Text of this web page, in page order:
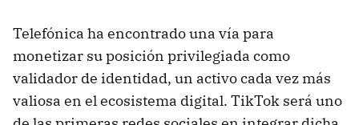
Telefónica ha encontrado una vía para
monetizar su posición privilegiada como
validador de identidad, un activo cada vez más
valiosa en el ecosistema digital. TikTok será uno